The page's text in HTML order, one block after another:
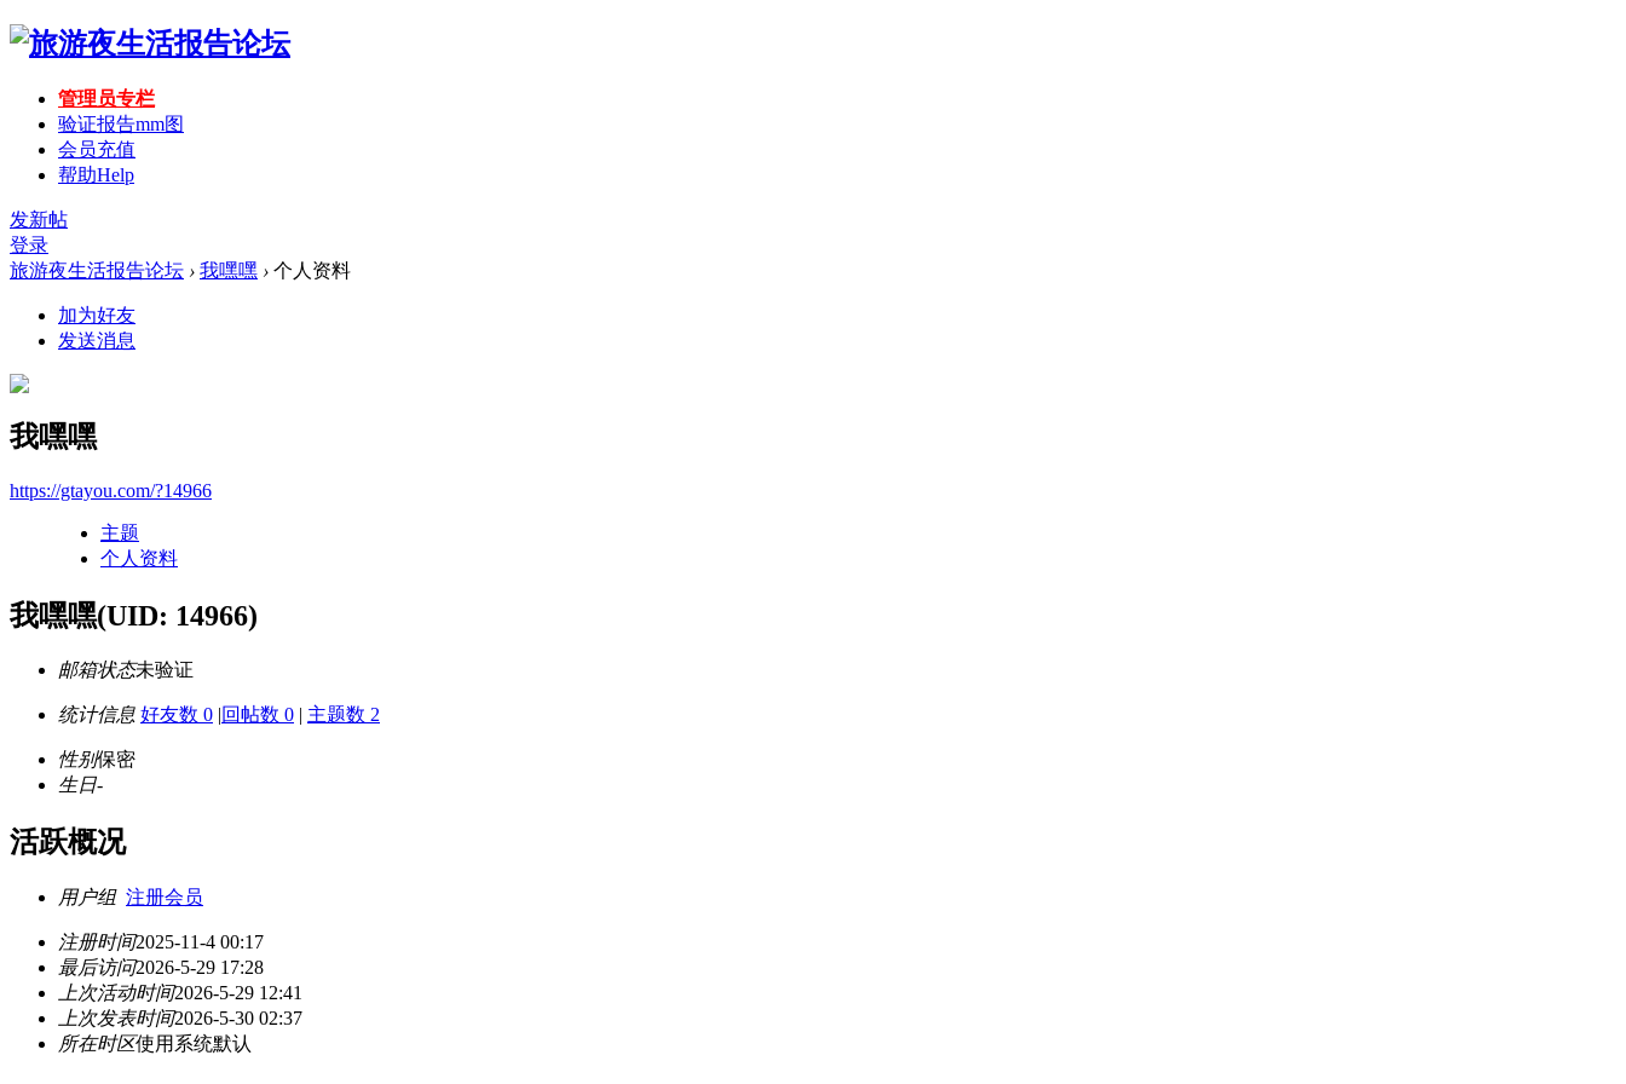
管理员专栏
验证报告mm图
会员充值
帮助Help
发新帖
登录
旅游夜生活报告论坛 › 我嘿嘿 › 个人资料
加为好友
发送消息
我嘿嘿
https://gtayou.com/?14966
主题
个人资料
我嘿嘿(UID: 14966)
邮箱状态未验证
统计信息 好友数 0 |回帖数 0 | 主题数 2
性别保密
生日-
活跃概况
用户组 注册会员
注册时间2025-11-4 00:17
最后访问2026-5-29 17:28
上次活动时间2026-5-29 12:41
上次发表时间2026-5-30 02:37
所在时区使用系统默认